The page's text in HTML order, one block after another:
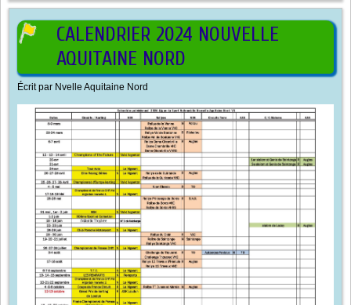
CALENDRIER 2024 NOUVELLE
AQUITAINE NORD
Écrit par Nvelle Aquitaine Nord